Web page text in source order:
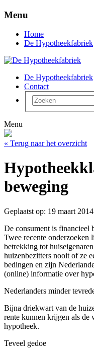
Menu
Home
De Hypotheekfabriek
De Hypotheekfabriek
Contact
Menu
« Terug naar het overzicht
beweging
Geplaatst op: 19 maart 2014
De consument is financieel
Twee recente onderzoeken
betrekking tot
huizenbezitters nooit of ze
bedingen en zijn
(online) informatie over
Nederlanders minder
Bijna driekwart van de
rente kunnen krijgen als de
hypotheek.
Teveel gedoe